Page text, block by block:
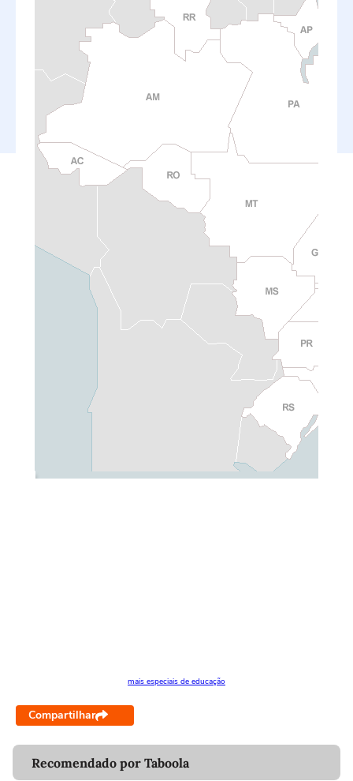
mais especiais de educação
Compartilhar
Recomendado por Taboola